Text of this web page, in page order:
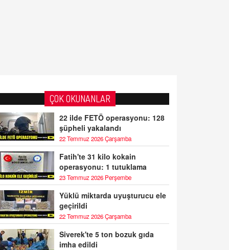
ÇOK OKUNANLAR
22 ilde FETÖ operasyonu: 128
şüpheli yakalandı
22 Temmuz 2026 Çarşamba
Fatih'te 31 kilo kokain
operasyonu: 1 tutuklama
23 Temmuz 2026 Perşembe
Yüklü miktarda uyuşturucu ele
geçirildi
22 Temmuz 2026 Çarşamba
Siverek'te 5 ton bozuk gıda
imha edildi